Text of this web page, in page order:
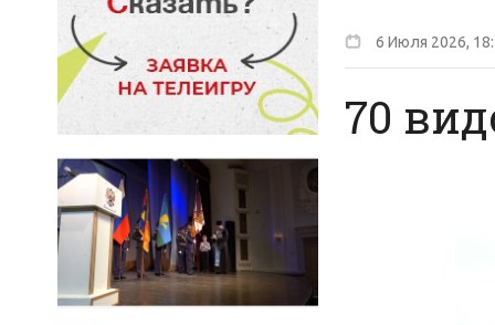
6 Июля 2026,
70